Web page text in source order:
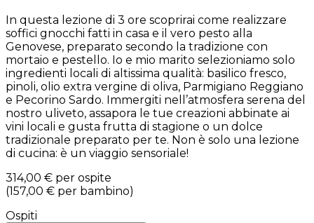
In questa lezione di 3 ore scoprirai come realizzare
soffici gnocchi fatti in casa e il vero pesto alla
Genovese, preparato secondo la tradizione con
mortaio e pestello. Io e mio marito selezioniamo solo
ingredienti locali di altissima qualità: basilico fresco,
pinoli, olio extra vergine di oliva, Parmigiano Reggiano
e Pecorino Sardo. Immergiti nell’atmosfera serena del
nostro uliveto, assapora le tue creazioni abbinate ai
vini locali e gusta frutta di stagione o un dolce
tradizionale preparato per te. Non è solo una lezione
di cucina: è un viaggio sensoriale!
314,00 € per ospite
(157,00 € per bambino)
Ospiti